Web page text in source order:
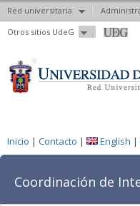
Red universitaria
Otros sitios UdeG
Formulario de
Inicio | Contacto | English |
Coordinación de